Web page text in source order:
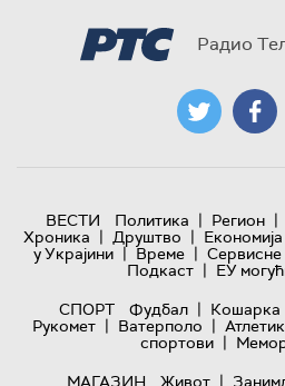
Радио
ВЕСТИ Политика | Регион |
Хроника | Друштво | Економија
у Украјини | Време | Сервисне
Подкаст | ЕУ
СПОРТ
Фудбал | Кошарка
Рукомет | Ватерполо |
спортови |
МАГАЗИН
Живот |